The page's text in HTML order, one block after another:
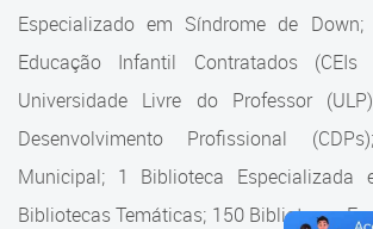
Portal do Servidor
Departamento de Logística
Gerência de Almoxarifado
Gerência de Aquisição e
Gestão Contratual de
Serviços
Especializado em Síndrome de
Educação Infantil Contratados (CEIs
Universidade Livre do Professor
Desenvolvimento Profissional
Municipal; 1 Biblioteca Especializada
Bibliotecas Temáticas; 150 Bibliotecas